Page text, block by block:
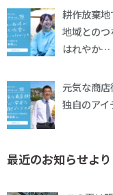
耕作放棄
地域との
はれやか…
元気な商店
独自のアイ
最近のお知らせより